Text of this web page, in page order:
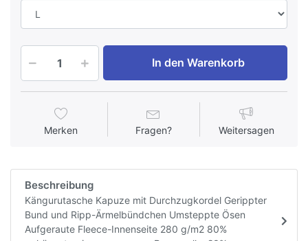
In den Warenkorb
Merken Fragen? Weitersagen
Beschreibung
Kängurutasche Kapuze mit Durchzugkordel Gerippter
Bund und Ripp-Ärmelbündchen Umsteppte Ösen
Aufgeraute Fleece-Innenseite 280 g/m2 80%